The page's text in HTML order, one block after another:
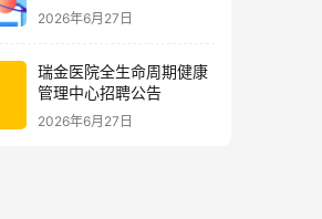
2026年6月27日
瑞金医院全生命周期健康
管理中心招聘公告
2026年6月27日